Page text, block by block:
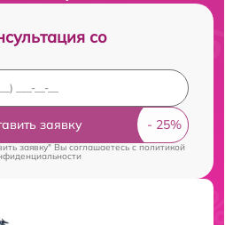
со
заявку
заявку" Вы соглашаетесь cполитикой